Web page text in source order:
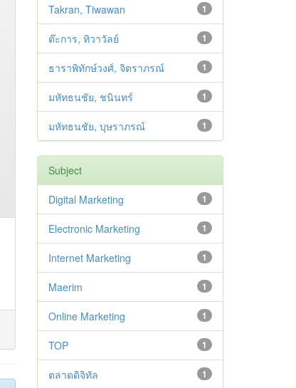
1
Takran, Tiwawan
1
ต๊ะการ, ทิวาวัลย์
1
ธาราพิทักษ์วงศ์, จิตราภรณ์
1
มหัทธนชัย, ชนินทร์
1
มหัทธนชัย, บุษราภรณ์
Subject
1
Digital Marketing
1
Electronic Marketing
1
Internet Marketing
1
Maerim
1
Online Marketing
1
TOP
1
ตลาดดิจิทัล